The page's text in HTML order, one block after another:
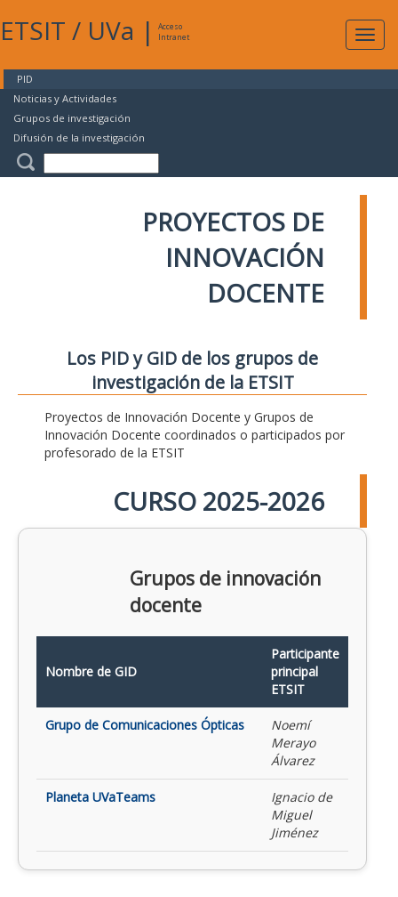
ETSIT / UVa |
Acceso
Intranet
PID
Noticias y Actividades
Grupos de investigación
Difusión de la investigación
PROYECTOS DE
INNOVACIÓN
DOCENTE
Los PID y GID de los grupos de
investigación de la ETSIT
Proyectos de Innovación Docente y Grupos de
Innovación Docente coordinados o participados por
profesorado de la ETSIT
CURSO 2025-2026
Grupos de innovación
docente
Nombre de GID
Participante
principal
ETSIT
Grupo de Comunicaciones Ópticas
Noemí
Merayo
Álvarez
Planeta UVaTeams
Ignacio de
Miguel
Jiménez